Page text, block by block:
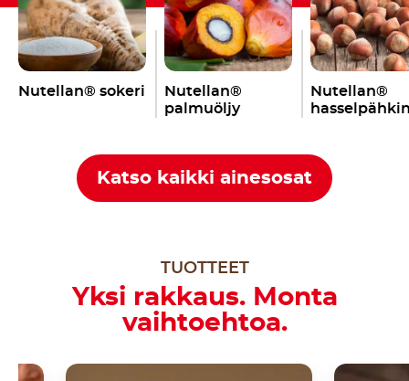
Nutellan® sokeri
Nutellan®
palmuöljy
Nutellan®
Katso kaikki ainesosat
TUOTTEET
Yksi rakkaus. Monta
vaihtoehtoa.